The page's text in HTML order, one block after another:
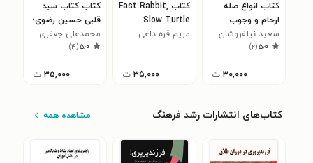
کتاب انواع صله
ارحام و وجوب
رعایت آن در اسلام
سعید نیلفروشان
۵٫۰(۲)
۳۰,۰۰۰ ت
کتاب Fast Rabbit,
Slow Turtle
مریم قره داغی
۳۵,۰۰۰ ت
کتاب کتاب سید
قلبی حسین رضوی؛
یادگاران ۳۴
محمد‌علی جعفری
۵٫۰(۴)
۳۵,۰۰۰ ت
کتاب‌های انتشارات رشد فرهنگ مشاهده همه